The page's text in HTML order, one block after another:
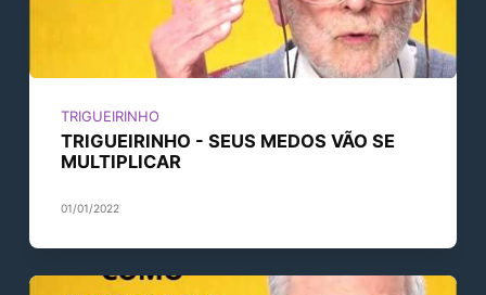
TRIGUEIRINHO
TRIGUEIRINHO - SEUS MEDOS VÃO SE
MULTIPLICAR
01/01/2022